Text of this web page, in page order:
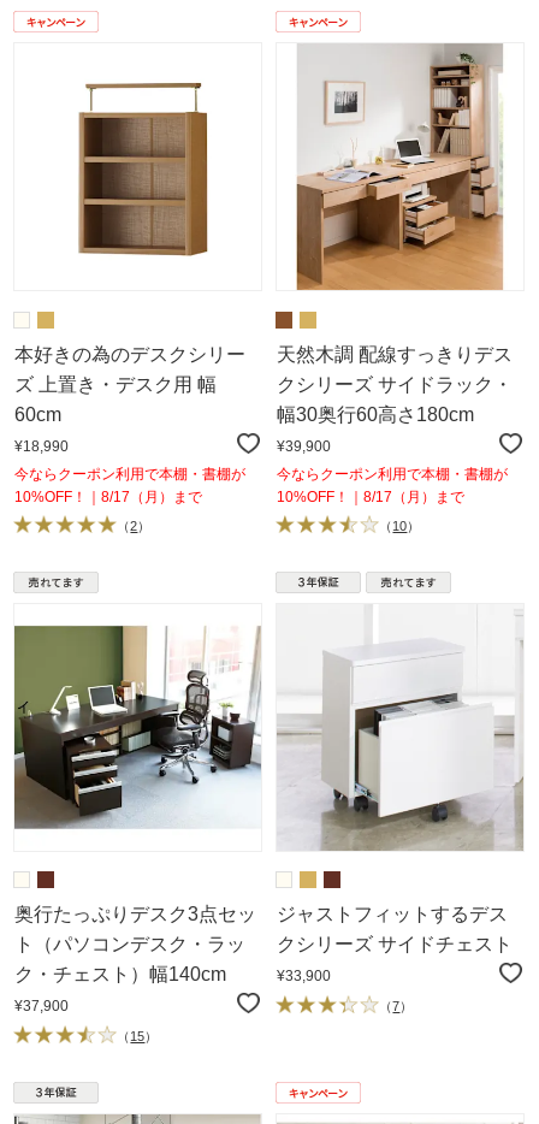
本好きの為のデスクシリー
ズ 上置き・デスク用 幅
60cm
¥18,990
今ならクーポン利用で本棚・書棚が
10%OFF！｜8/17（月）まで
（2）
天然木調 配線すっきりデス
クシリーズ サイドラック・
幅30奥行60高さ180cm
¥39,900
今ならクーポン利用で本棚・書棚が
10%OFF！｜8/17（月）まで
（ 10）
奥行たっぷりデスク3点セッ
ト（パソコンデスク・ラッ
ク・チェスト）幅140cm
¥37,900
（ 15）
ジャストフィットするデス
クシリーズ サイドチェスト
¥33,900
（7）